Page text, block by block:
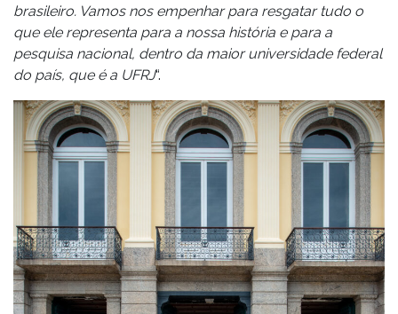
brasileiro. Vamos nos empenhar para resgatar tudo o
que ele representa para a nossa história e para a
pesquisa nacional, dentro da maior universidade federal
do país, que é a UFRJ“.